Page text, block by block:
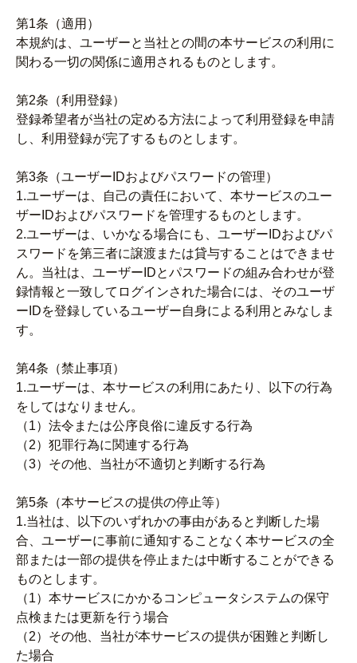
第1条（適用）
本規約は、ユーザーと当社との間の本サービスの利用に
関わる一切の関係に適用されるものとします。
第2条（利用登録）
登録希望者が当社の定める方法によって利用登録を申請
し、利用登録が完了するものとします。
第3条（ユーザーIDおよびパスワードの管理）
1.ユーザーは、自己の責任において、本サービスのユー
ザーIDおよびパスワードを管理するものとします。
2.ユーザーは、いかなる場合にも、ユーザーIDおよびパ
スワードを第三者に譲渡または貸与することはできませ
ん。当社は、ユーザーIDとパスワードの組み合わせが登
録情報と一致してログインされた場合には、そのユーザ
ーIDを登録しているユーザー自身による利用とみなしま
す。
第4条（禁止事項）
1.ユーザーは、本サービスの利用にあたり、以下の行為
をしてはなりません。
（1）法令または公序良俗に違反する行為
（2）犯罪行為に関連する行為
（3）その他、当社が不適切と判断する行為
第5条（本サービスの提供の停止等）
1.当社は、以下のいずれかの事由があると判断した場
合、ユーザーに事前に通知することなく本サービスの全
部または一部の提供を停止または中断することができる
ものとします。
（1）本サービスにかかるコンピュータシステムの保守
点検または更新を行う場合
（2）その他、当社が本サービスの提供が困難と判断し
た場合